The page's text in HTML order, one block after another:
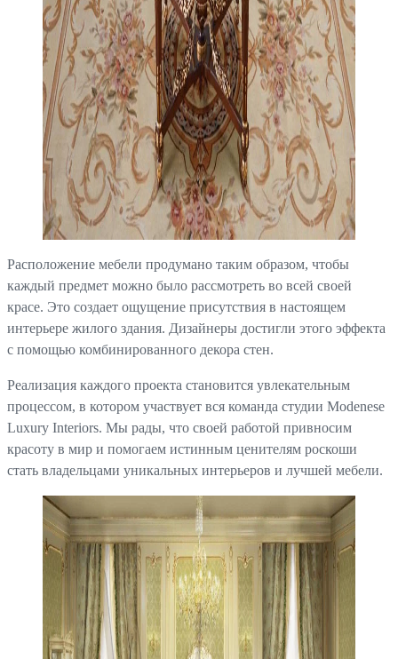
Расположение мебели продумано таким образом, чтобы
каждый предмет можно было рассмотреть во всей своей
красе. Это создает ощущение присутствия в настоящем
интерьере жилого здания. Дизайнеры достигли этого эффекта
с помощью комбинированного декора стен.
Реализация каждого проекта становится увлекательным
процессом, в котором участвует вся команда студии Modenese
Luxury Interiors. Мы рады, что своей работой привносим
красоту в мир и помогаем истинным ценителям роскоши
стать владельцами уникальных интерьеров и лучшей мебели.